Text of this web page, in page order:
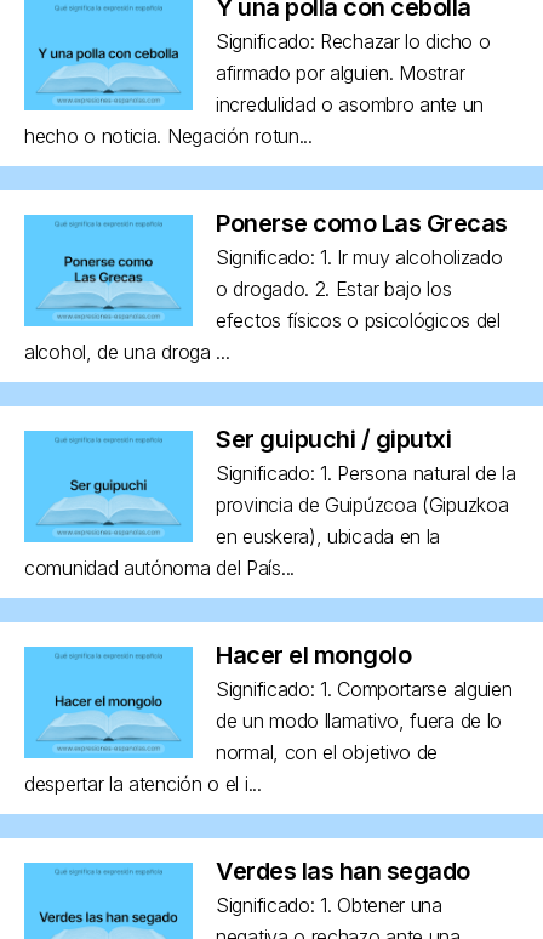
Y una polla con cebolla
Significado: Rechazar lo dicho o
afirmado por alguien. Mostrar
incredulidad o asombro ante un
hecho o noticia. Negación rotun...
Ponerse como Las Grecas
Significado: 1. Ir muy alcoholizado
o drogado. 2. Estar bajo los
efectos físicos o psicológicos del
alcohol, de una droga ...
Ser guipuchi / giputxi
Significado: 1. Persona natural de la
provincia de Guipúzcoa (Gipuzkoa
en euskera), ubicada en la
comunidad autónoma del País...
Hacer el mongolo
Significado: 1. Comportarse alguien
de un modo llamativo, fuera de lo
normal, con el objetivo de
despertar la atención o el i...
Verdes las han segado
Significado: 1. Obtener una